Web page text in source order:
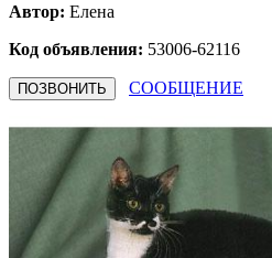
Автор: Елена
Код объявления: 53006-62116
ПОЗВОНИТЬ СООБЩЕНИЕ